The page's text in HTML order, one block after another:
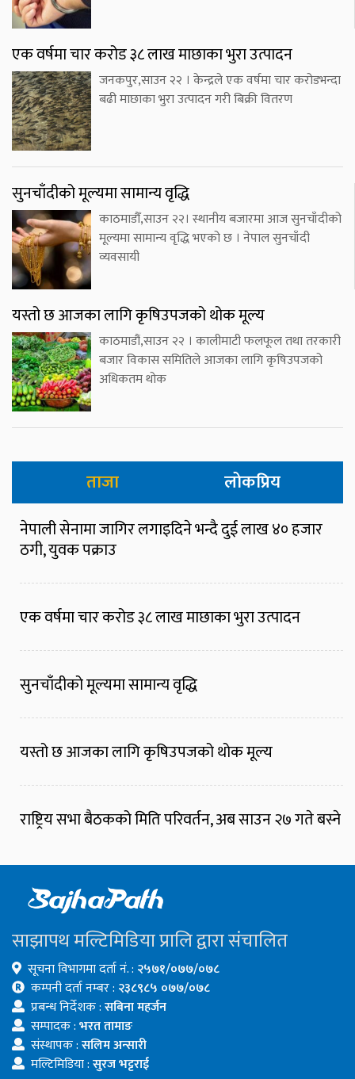
एक वर्षमा चार करोड ३८ लाख माछाका भुरा उत्पादन
जनकपुर,साउन २२ । केन्द्रले एक वर्षमा चार करोडभन्दा
बढी माछाका भुरा उत्पादन गरी बिक्री वितरण
सुनचाँदीको मूल्यमा सामान्य वृद्धि
काठमाडौँ,साउन २२। स्थानीय बजारमा आज सुनचाँदीको
मूल्यमा सामान्य वृद्धि भएको छ । नेपाल सुनचाँदी
व्यवसायी
यस्तो छ आजका लागि कृषिउपजको थोक मूल्य
काठमाडौं,साउन २२ । कालीमाटी फलफूल तथा तरकारी
बजार विकास समितिले आजका लागि कृषिउपजको
अधिकतम थोक
ताजा लोकप्रिय
नेपाली सेनामा जागिर लगाइदिने भन्दै दुई लाख ४० हजार
ठगी, युवक पक्राउ
एक वर्षमा चार करोड ३८ लाख माछाका भुरा उत्पादन
सुनचाँदीको मूल्यमा सामान्य वृद्धि
यस्तो छ आजका लागि कृषिउपजको थोक मूल्य
राष्ट्रिय सभा बैठकको मिति परिवर्तन, अब साउन २७ गते बस्ने
साझापथ मल्टिमिडिया प्रालि द्वारा संचालित
सूचना विभागमा दर्ता नं. : २५७१/०७७/०७८
कम्पनी दर्ता नम्बर : २३८९८५ ०७७/०७८
प्रबन्ध निर्देशक :सबिना महर्जन
सम्पादक :भरत तामाङ
संस्थापक :सलिम अन्सारी
मल्टिमिडिया :सुरज भट्टराई